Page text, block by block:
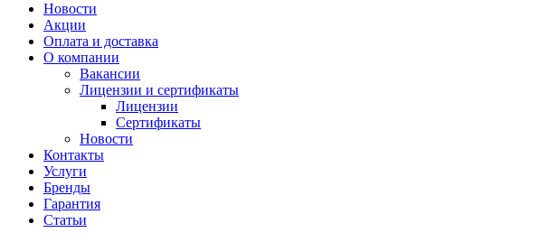
Новости
Акции
Оплата и доставка
О компании
Вакансии
Лицензии и сертификаты
Лицензии
Сертификаты
Новости
Контакты
Услуги
Бренды
Гарантия
Статьи